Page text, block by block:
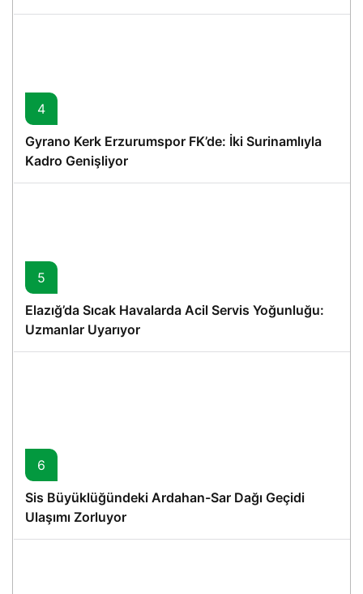
4
Gyrano Kerk Erzurumspor FK’de: İki Surinamlıyla
Kadro Genişliyor
5
Elazığ’da Sıcak Havalarda Acil Servis Yoğunluğu:
Uzmanlar Uyarıyor
6
Sis Büyüklüğündeki Ardahan-Sar Dağı Geçidi
Ulaşımı Zorluyor